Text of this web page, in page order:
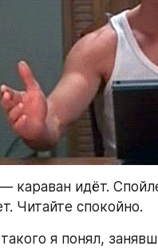
караван идёт.
Читайте спокойно.
я понял,